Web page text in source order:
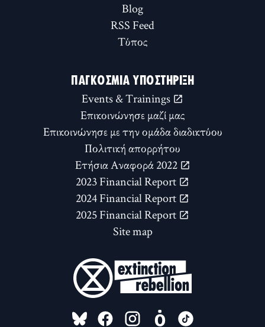
Blog
RSS Feed
Τύπος
ΠΑΓΚΌΣΜΙΑ ΥΠΟΣΤΉΡΙΞΗ
Events & Trainings
Επικοινώνησε μαζί μας
Επικοινώνησε με την ομάδα διαδικτύου
Πολιτική απορρήτου
Ετήσια Αναφορά 2022
2023 Financial Report
2024 Financial Report
2025 Financial Report
Site map
FOLLOW US ON